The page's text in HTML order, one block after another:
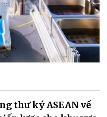
thư ký ASEAN về